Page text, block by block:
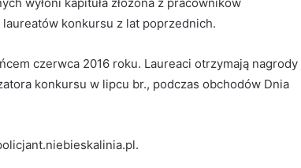
konkursu z lat poprzednich.
czerwca 2016 roku. Laureaci otrzymają nagrody
konkursu w lipcu br., podczas obchodów Dnia